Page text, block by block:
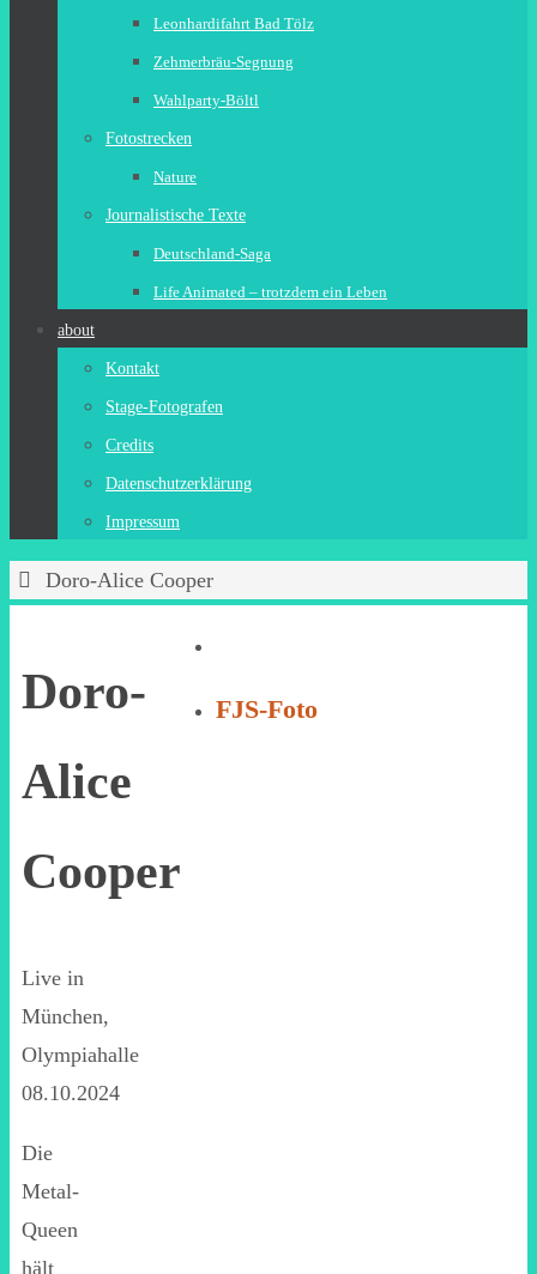
Leonhardifahrt Bad Tölz
Zehmerbräu-Segnung
Wahlparty-Böltl
Fotostrecken
Nature
Journalistische Texte
Deutschland-Saga
Life Animated – trotzdem ein Leben
about
Kontakt
Stage-Fotografen
Credits
Datenschutzerklärung
Impressum
StartDoro-Alice Cooper
Doro-
Alice
Cooper
Live in
München,
Olympiahalle
08.10.2024
Die
Metal-
Queen
hält
FJS-Foto